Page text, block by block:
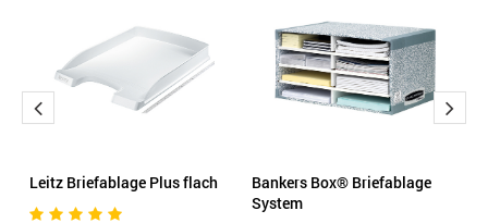
Leitz Briefablage Plus flach
Bankers Box® Briefablage
System